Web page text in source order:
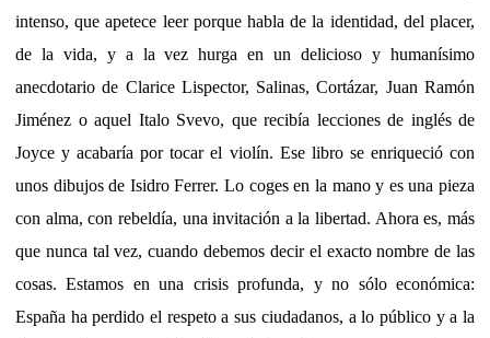
intenso, que apetece leer porque habla de la identidad, del placer,
de la vida, y a la vez hurga en un delicioso y humanísimo
anecdotario de Clarice Lispector, Salinas, Cortázar, Juan Ramón
Jiménez o aquel Italo Svevo, que recibía lecciones de inglés de
Joyce y acabaría por tocar el violín. Ese libro se enriqueció con
unos dibujos de Isidro Ferrer. Lo coges en la mano y es una pieza
con alma, con rebeldía, una invitación a la libertad. Ahora es, más
que nunca tal vez, cuando debemos decir el exacto nombre de las
cosas. Estamos en una crisis profunda, y no sólo económica:
España ha perdido el respeto a sus ciudadanos, a lo público y a la